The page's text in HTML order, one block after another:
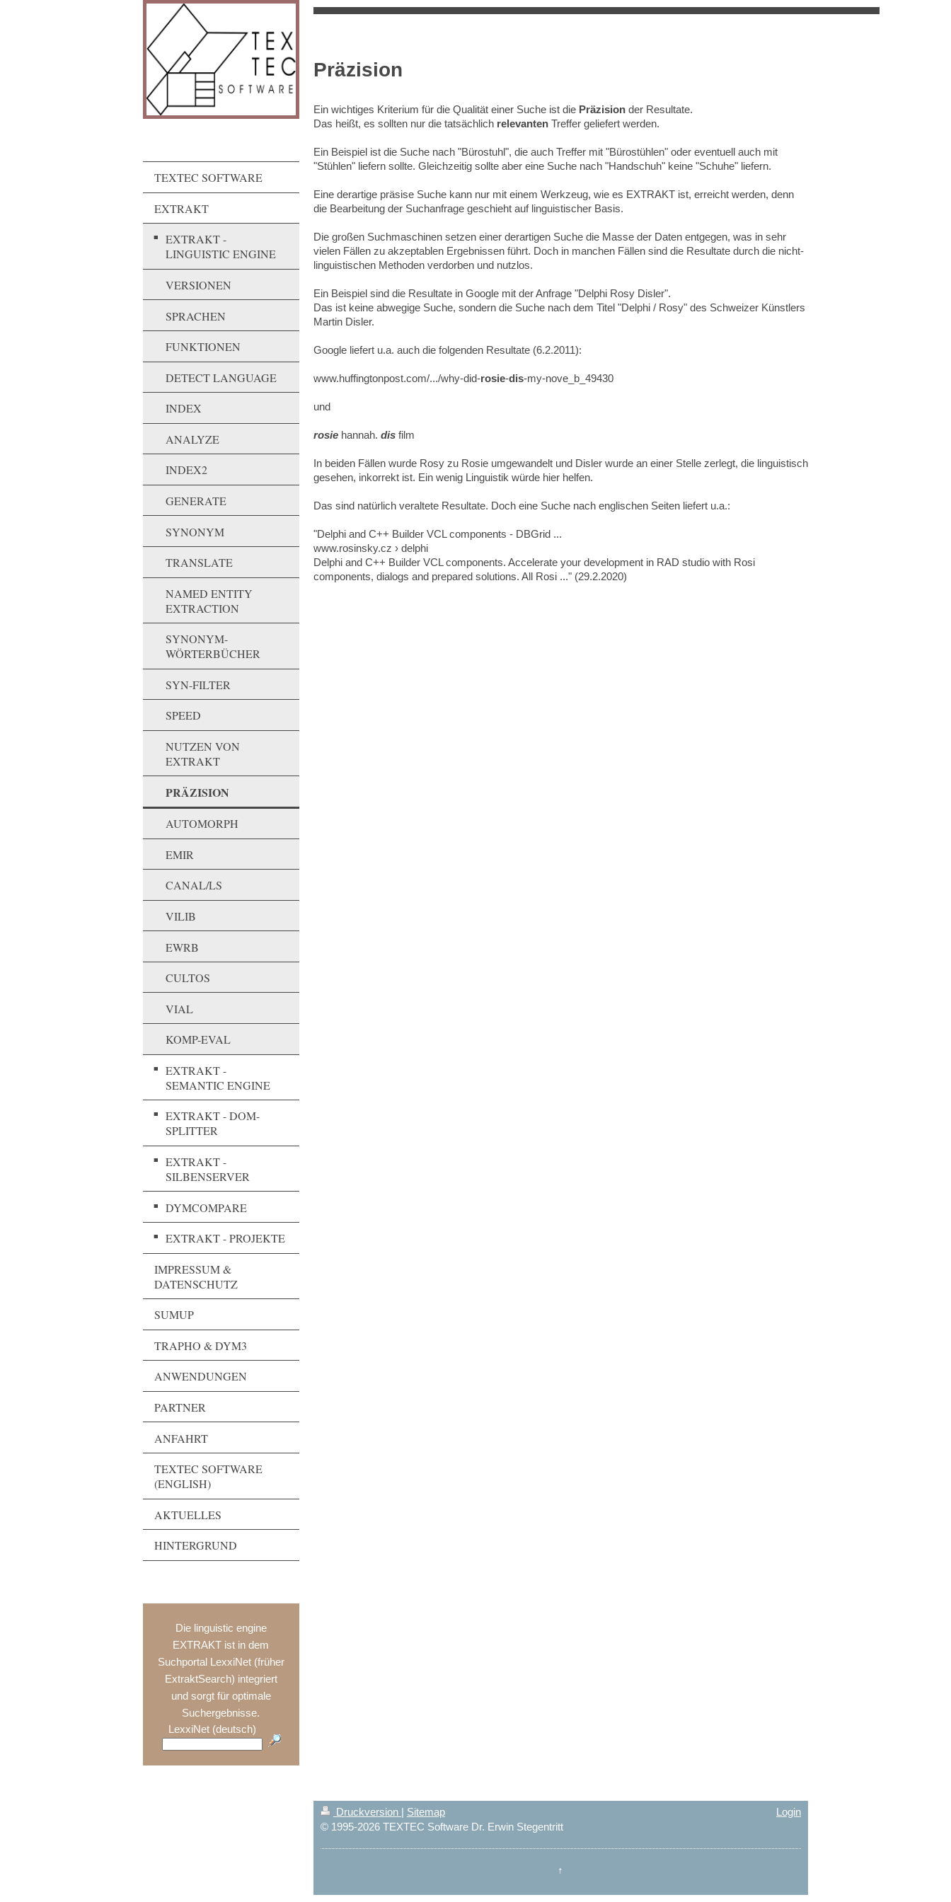
TEXTEC SOFTWARE
EXTRAKT
EXTRAKT -
LINGUISTIC ENGINE
VERSIONEN
SPRACHEN
FUNKTIONEN
DETECT LANGUAGE
INDEX
ANALYZE
INDEX2
GENERATE
SYNONYM
TRANSLATE
NAMED ENTITY
EXTRACTION
SYNONYM-
WÖRTERBÜCHER
SYN-FILTER
SPEED
NUTZEN VON
EXTRAKT
PRÄZISION
AUTOMORPH
EMIR
CANAL/LS
VILIB
EWRB
CULTOS
VIAL
KOMP-EVAL
EXTRAKT -
SEMANTIC ENGINE
EXTRAKT - DOM-
SPLITTER
EXTRAKT -
SILBENSERVER
DYMCOMPARE
EXTRAKT - PROJEKTE
IMPRESSUM &
DATENSCHUTZ
SUMUP
TRAPHO & DYM3
ANWENDUNGEN
PARTNER
ANFAHRT
TEXTEC SOFTWARE
(ENGLISH)
AKTUELLES
HINTERGRUND
Die linguistic engine
EXTRAKT ist in dem
Suchportal LexxiNet (früher
ExtraktSearch) integriert
und sorgt für optimale
Suchergebnisse.
LexxiNet (deutsch)
Präzision
Ein wichtiges Kriterium für die Qualität einer Suche ist die Präzisionder Resultate.
Das heißt, es sollten nur die tatsächlich relevantenTreffer geliefert werden.
Ein Beispiel ist die Suche nach "Bürostuhl", die auch Treffer mit "Bürostühlen" oder eventuell auch mit
"Stühlen" liefern sollte. Gleichzeitig sollte aber eine Suche nach "Handschuh" keine "Schuhe" liefern.
Eine derartige präsise Suche kann nur mit einem Werkzeug, wie es EXTRAKT ist, erreicht werden, denn
die Bearbeitung der Suchanfrage geschieht auf linguistischer Basis.
Die großen Suchmaschinen setzen einer derartigen Suche die Masse der Daten entgegen, was in sehr
vielen Fällen zu akzeptablen Ergebnissen führt. Doch in manchen Fällen sind die Resultate durch die nicht-
linguistischen Methoden verdorben und nutzlos.
Ein Beispiel sind die Resultate in Google mit der Anfrage "Delphi Rosy Disler".
Das ist keine abwegige Suche, sondern die Suche nach dem Titel "Delphi / Rosy" des Schweizer Künstlers
Martin Disler.
Google liefert u.a. auch die folgenden Resultate (6.2.2011):
www.huffingtonpost.com/.../why-did-rosie-dis-my-nove_b_49430
und
rosiehannah. disfilm
In beiden Fällen wurde Rosy zu Rosie umgewandelt und Disler wurde an einer Stelle zerlegt, die linguistisch
gesehen, inkorrekt ist. Ein wenig Linguistik würde hier helfen.
Das sind natürlich veraltete Resultate. Doch eine Suche nach englischen Seiten liefert u.a.:
"Delphi and C++ Builder VCL components - DBGrid ...
www.rosinsky.cz › delphi
Delphi and C++ Builder VCL components. Accelerate your development in RAD studio with Rosi
components, dialogs and prepared solutions. All Rosi ..." (29.2.2020)
Druckversion
Sitemap
© 1995-2026 TEXTEC Software Dr. Erwin Stegentritt
Login
↑